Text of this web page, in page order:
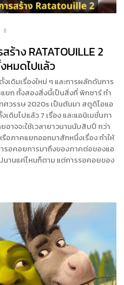
0
ร้าง RATATOUILLE 2
หมดไปแล้ว
เดิมเรื่องใหม่ ๆ และการผลักดันการ
ยก ทั้งสองสิ่งนี้เป็นสิ่งที่ พิกซาร์ ทำ
วรรษ 2020s เป็นต้นมา สตูดิโอแอ
ดิมไปแล้ว 7 เรื่อง และแอนิเมชั่นภา
าจจะใช้เวลายาวนานนับสิบปี กว่า
อภาคแยกออกมาสักหนึ่งเรื่อง ทำให้
อคอยการมาถึงของภาคต่อของแอ
นานแค่ไหนก็ตาม แต่การรอคอยของ